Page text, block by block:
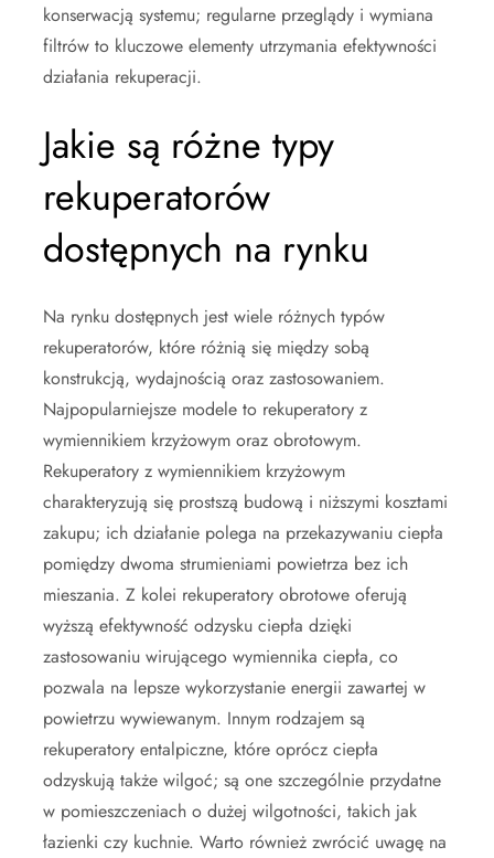
konserwacją systemu; regularne przeglądy i wymiana
filtrów to kluczowe elementy utrzymania efektywności
działania rekuperacji.
Jakie są różne typy
rekuperatorów
dostępnych na rynku
Na rynku dostępnych jest wiele różnych typów
rekuperatorów, które różnią się między sobą
konstrukcją, wydajnością oraz zastosowaniem.
Najpopularniejsze modele to rekuperatory z
wymiennikiem krzyżowym oraz obrotowym.
Rekuperatory z wymiennikiem krzyżowym
charakteryzują się prostszą budową i niższymi kosztami
zakupu; ich działanie polega na przekazywaniu ciepła
pomiędzy dwoma strumieniami powietrza bez ich
mieszania. Z kolei rekuperatory obrotowe oferują
wyższą efektywność odzysku ciepła dzięki
zastosowaniu wirującego wymiennika ciepła, co
pozwala na lepsze wykorzystanie energii zawartej w
powietrzu wywiewanym. Innym rodzajem są
rekuperatory entalpiczne, które oprócz ciepła
odzyskują także wilgoć; są one szczególnie przydatne
w pomieszczeniach o dużej wilgotności, takich jak
łazienki czy kuchnie. Warto również zwrócić uwagę na